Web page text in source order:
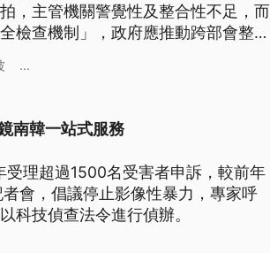
，主管機關警覺性及整合性不足，而
檢查機制」，政府應推動跨部會整合
...
南韓一站式服務
理超過1500名受害者申訴，較前年
會，倡議停止影像性暴力，專家呼
科技偵查法令進行偵辦。